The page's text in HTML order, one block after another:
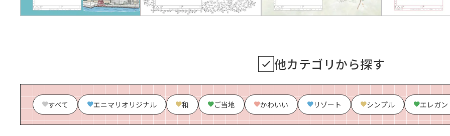
他カテゴリから探す
すべて エニマリオリジナル 和 ご当地 かわいい リゾート シンプル エレガン